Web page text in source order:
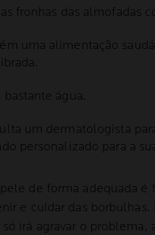
fronhas das almofadas
uma alimentação
bastante água.
um dermatologista
personalizado para a
de forma adequada é
e cuidar das borbulhas.
irá agravar o problema,